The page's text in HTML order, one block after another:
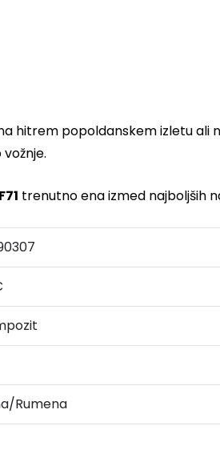
hitrem popoldanskem izletu
trenutno ena izmed najboljših
Rumena